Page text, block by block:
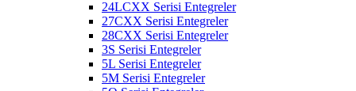
24LCXX Serisi Entegreler
27CXX Serisi Entegreler
28CXX Serisi Entegreler
3S Serisi Entegreler
5L Serisi Entegreler
5M Serisi Entegreler